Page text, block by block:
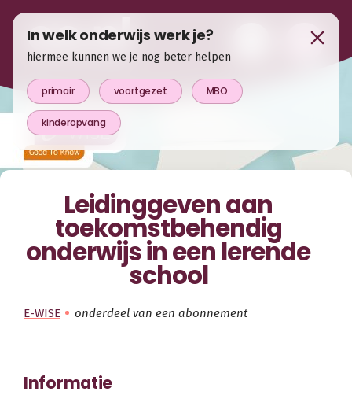
Leidinggeven aan
toekomstbehendig
onderwijs in een lerende
school
E-WISE onderdeel van een abonnement
Informatie
In welk onderwijs werk je?
hiermee kunnen we je nog beter helpen
primair voortgezet MBO
kinderopvang